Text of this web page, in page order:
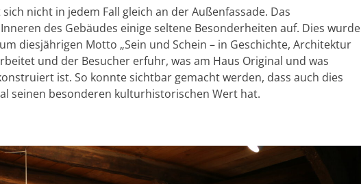
nicht in jedem Fall gleich an der Außenfassade. Das
des Gebäudes einige seltene Besonderheiten auf. Dies wurde
diesjährigen Motto „Sein und Schein – in Geschichte, Architektur
und der Besucher erfuhr, was am Haus Original und was
ist. So konnte sichtbar gemacht werden, dass auch dies
seinen besonderen kulturhistorischen Wert hat.